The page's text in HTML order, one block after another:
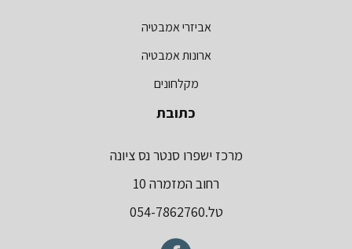
אביזרי אמבטיה
ארונות אמבטיה
מקלחונים
כתובת
מרכז ישפרו סנטר נס ציונה
רחוב המזמרה 10
טל.054-7862760